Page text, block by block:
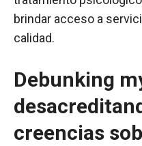
brindar acceso a
calidad.
Debunking
creencias